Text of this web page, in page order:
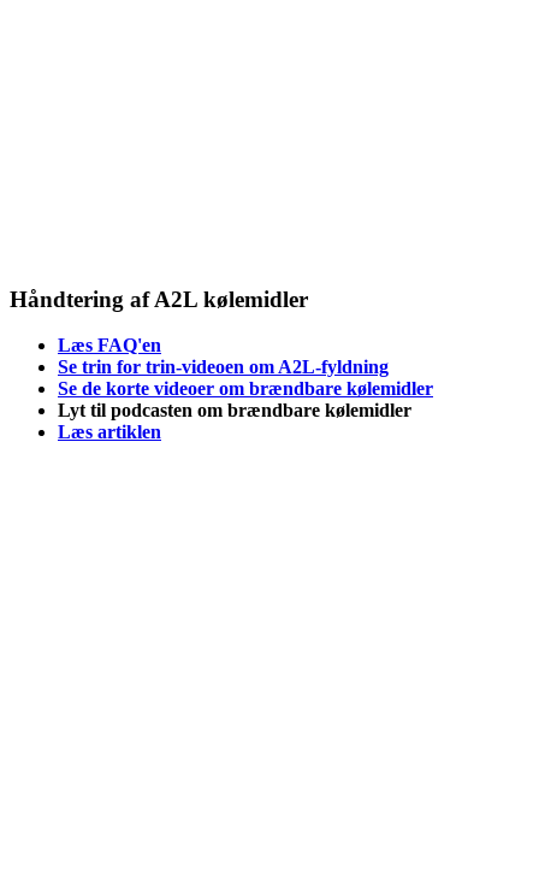
Håndtering af A2L kølemidler
Læs FAQ'en
Se trin for trin-videoen om A2L-fyldning
Se de korte videoer om brændbare kølemidler
Lyt til podcasten om brændbare kølemidler
Læs artiklen